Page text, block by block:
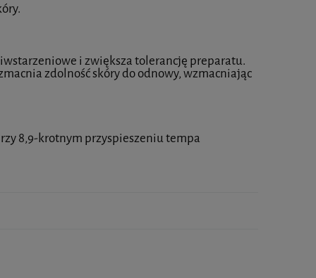
i zwiększa tolerancję preparatu.
zdolność skóry do odnowy, wzmacniając
8,9-krotnym przyspieszeniu tempa